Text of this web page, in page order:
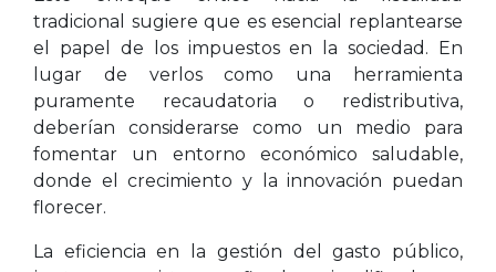
tradicional sugiere que es esencial replantearse
el papel de los impuestos en la sociedad. En
lugar de verlos como una herramienta
puramente recaudatoria o redistributiva,
deberían considerarse como un medio para
fomentar un entorno económico saludable,
donde el crecimiento y la innovación puedan
florecer.
La eficiencia en la gestión del gasto público,